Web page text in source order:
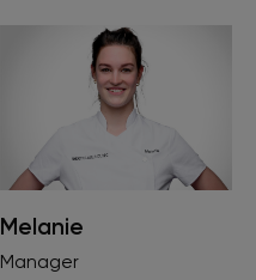
Melanie
Manager